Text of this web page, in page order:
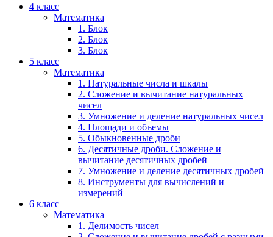
4 класс
Математика
1. Блок
2. Блок
3. Блок
5 класс
Математика
1. Натуральные числа и шкалы
2. Сложение и вычитание натуральных
чисел
3. Умножение и деление натуральных чисел
4. Площади и объемы
5. Обыкновенные дроби
6. Десятичные дроби. Сложение и
вычитание десятичных дробей
7. Умножение и деление десятичных дробей
8. Инструменты для вычислений и
измерений
6 класс
Математика
1. Делимость чисел